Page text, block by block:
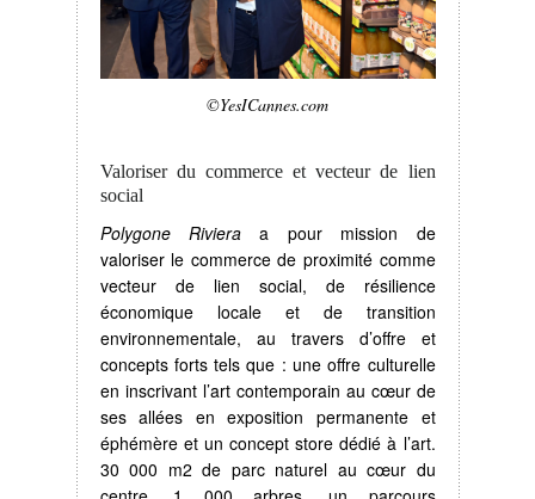
©YesICannes.com
Valoriser du commerce et vecteur de lien
social
Polygone Rivieraa pour mission de
valoriser le commerce de proximité comme
vecteur de lien social, de résilience
économique locale et de transition
environnementale, au travers d’offre et
concepts forts tels que : une offre culturelle
en inscrivant l’art contemporain au cœur de
ses allées en exposition permanente et
éphémère et un concept store dédié à l’art.
30 000 m2 de parc naturel au cœur du